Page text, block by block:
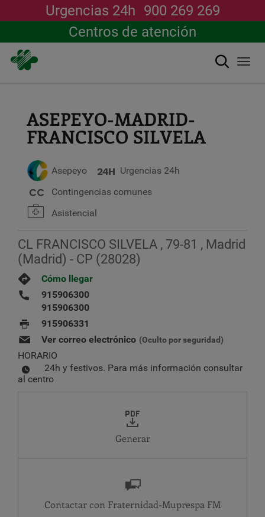
contenido
principal
Urgencias 24h 900 269 269
Centros de atención
Buscar
ASEPEYO-MADRID-
FRANCISCO SILVELA
Asepeyo
Urgencias 24h
Contingencias comunes
Asistencial
CL FRANCISCO SILVELA , 79-81 , Madrid
(Madrid) - CP (28028)
Cómo llegar
915906300
915906300
915906331
Ver correo electrónico (Oculto por seguridad)
HORARIO
24h y festivos. Para más información consultar
al centro
Generar
Contactar con Fraternidad-Muprespa